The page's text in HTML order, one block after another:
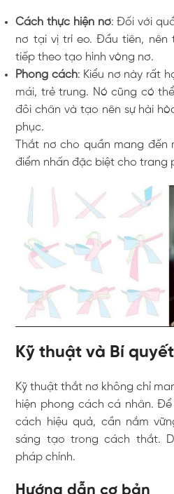
Cách thực hiện nơ: Đối với
nơ tại vị trí eo. Đầu tiên, nên
tiếp theo tạo hình vòng nơ.
Phong cách: Kiểu nơ này rất
mái, trẻ trung. Nó cũng có
đôi chân và tạo nên sự hài
phục.
Thắt nơ cho quần mang
điểm nhấn đặc biệt cho trang
Kỹ thuật và Bí
Kỹ thuật thắt nơ không chỉ
hiện phong cách cá nhân.
cách hiệu quả, cần nắm
sáng tạo trong cách thắt.
pháp chính.